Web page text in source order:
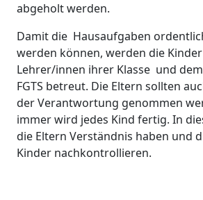
abgeholt werden.
Damit die Hausaufgaben
werden können, werden die
Lehrer/innen ihrer Klasse und
FGTS betreut. Die Eltern sollten
der Verantwortung genommen
immer wird jedes Kind fertig. In
die Eltern Verständnis haben und
Kinder nachkontrollieren.